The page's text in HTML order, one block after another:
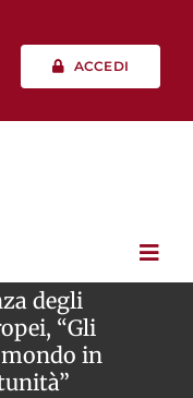
ACCEDI
degli
“Gli
in